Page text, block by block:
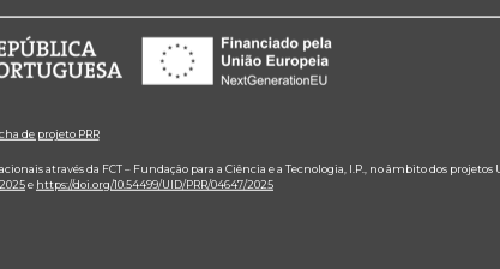
de projeto PRR
através da FCT – Fundação para a Ciência e a Tecnologia, I.P., no âmbito dos projetos
e https://doi.org/10.54499/UID/PRR/04647/2025